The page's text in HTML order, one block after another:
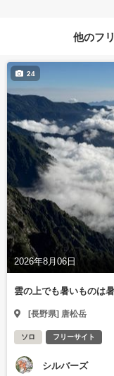
他のフ
2026年8月06日
24
雲の上でも暑いものは暑
[長野県] 唐松岳
ソロ フリーサイト
シルバーズ